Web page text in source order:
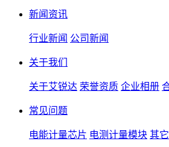
新闻资讯
行业新闻 公司新闻
关于我们
关于艾锐达 荣誉资质 企业相册
常见问题
电能计量芯片 电测计量模块 其